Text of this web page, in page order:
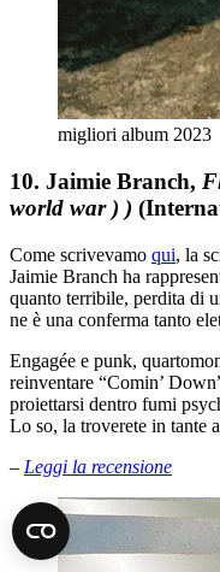
migliori album 2023
10. Jaimie Branch,
world war ) )
Come scrivevamo qui, la
Jaimie Branch ha
quanto terribile, perdita di
ne è una conferma tanto
Engagée e punk,
reinventare “Comin’
proiettarsi dentro fumi
Lo so, la troverete in tante
– Leggi la recensione